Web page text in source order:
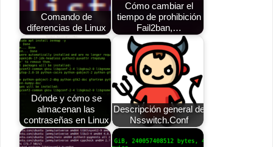
Comando de
diferencias de Linux
Cómo cambiar el
tiempo de prohibición
Fail2ban,…
Dónde y cómo se
almacenan las
contraseñas en Linux
Descripción general de
Nsswitch.Conf